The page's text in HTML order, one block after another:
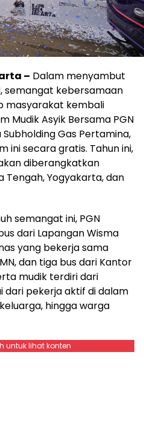
– Dalam menyambut
semangat kebersamaan
masyarakat kembali
Mudik Asyik Bersama PGN
Subholding Gas Pertamina,
ini secara gratis. Tahun ini,
diberangkatkan
Tengah, Yogyakarta, dan
semangat ini, PGN
dari Lapangan Wisma
yang bekerja sama
dan tiga bus dari Kantor
mudik terdiri dari
dari pekerja aktif di dalam
hingga warga
untuk lihat konten